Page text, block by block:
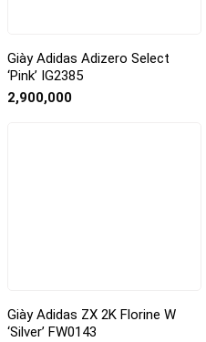
Giày Adidas Adizero Select
‘Pink’ IG2385
2,900,000
Giày Adidas ZX 2K Florine W
‘Silver’ FW0143